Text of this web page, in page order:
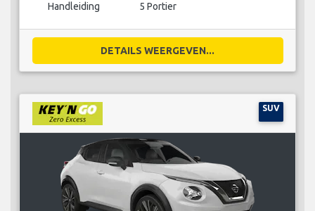
Handleiding 5 Portier
DETAILS WEERGEVEN...
SUV